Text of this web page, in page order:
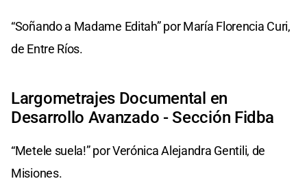
“Soñando a Madame Editah” por María Florencia Curi,
de Entre Ríos.
Largometrajes Documental en
Desarrollo Avanzado - Sección Fidba
“Metele suela!” por Verónica Alejandra Gentili, de
Misiones.